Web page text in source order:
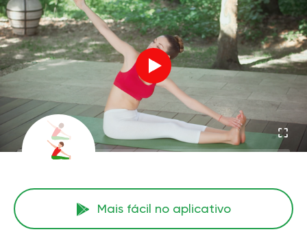
Mais fácil no aplicativo